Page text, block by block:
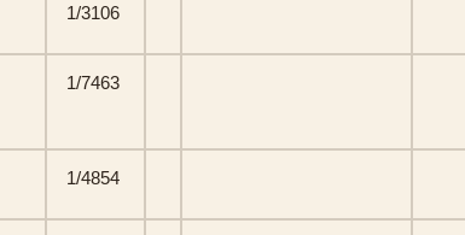
1/3106
1/7463
1/4854